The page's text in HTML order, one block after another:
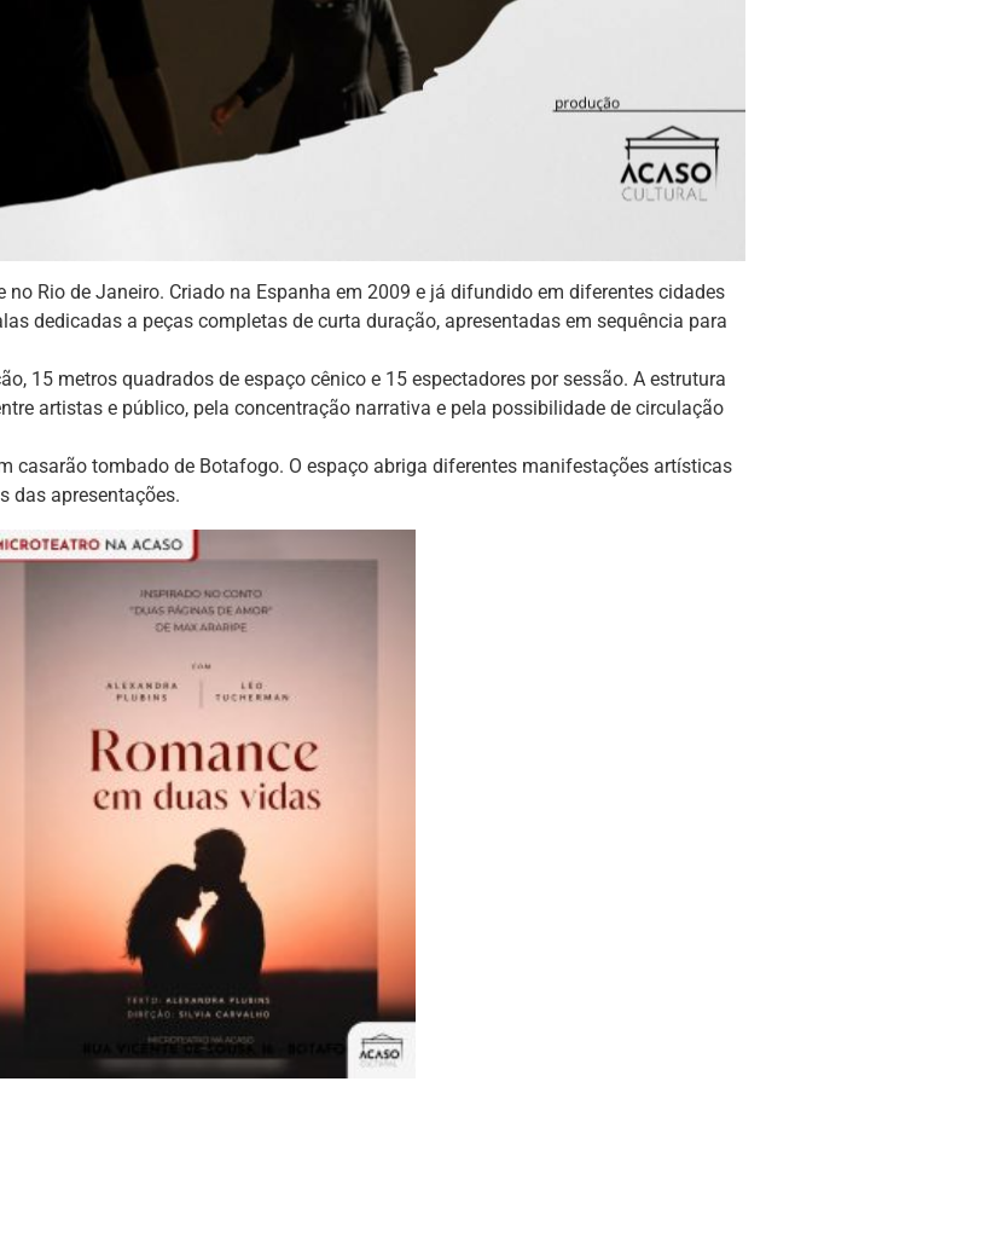
Rio de Janeiro. Criado na Espanha em 2009 e já difundido em diferentes cidades
dedicadas a peças completas de curta duração, apresentadas em sequência para
15 metros quadrados de espaço cênico e 15 espectadores por sessão. A estrutura
artistas e público, pela concentração narrativa e pela possibilidade de circulação
casarão tombado de Botafogo. O espaço abriga diferentes manifestações artísticas
das apresentações.